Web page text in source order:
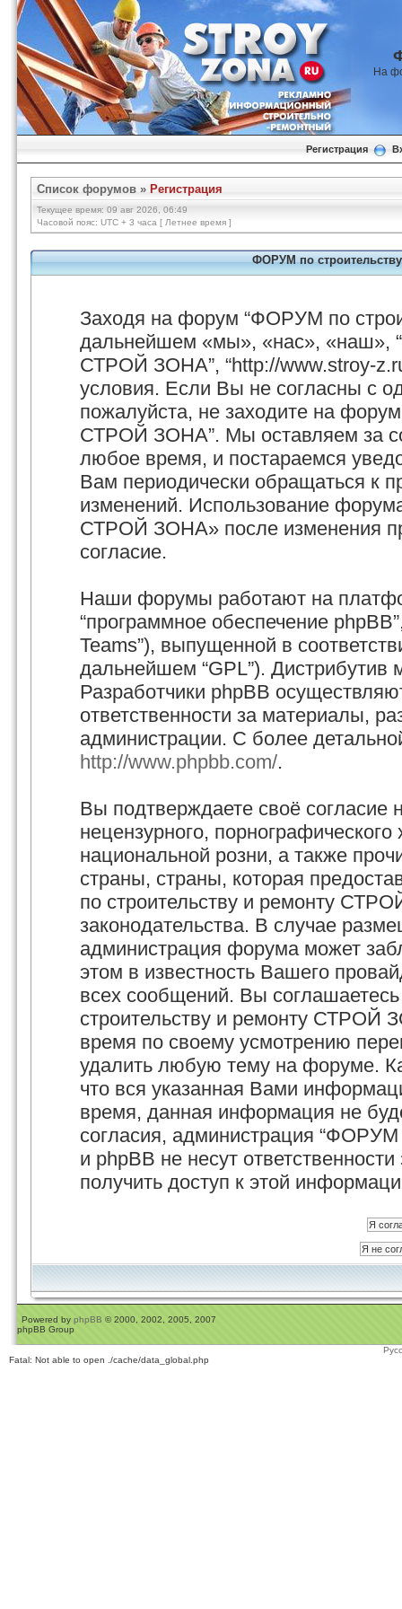
На
Регистрация
Список форумов » Регистрация
Текущее время: 09 авг 2026, 06:49
Часовой пояс: UTC + 3 часа [ Летнее время ]
ФОРУМ по
Заходя на форум “ФОРУМ по
дальнейшем «мы», «нас», «наш»,
СТРОЙ ЗОНА”, “http://www.stroy-
условия. Если Вы не согласны с
пожалуйста, не заходите на
СТРОЙ ЗОНА”. Мы оставляем за
любое время, и постараемся
Вам периодически обращаться к
изменений. Использование
СТРОЙ ЗОНА» после изменения
согласие.
Наши форумы работают на
“программное обеспечение
Teams”), выпущенной в
дальнейшем “GPL”). Дистрибутив
Разработчики phpBB
ответственности за материалы,
администрации. С более
http://www.phpbb.com/.
Вы подтверждаете своё согласие
нецензурного,
национальной розни, а также
страны, страны, которая
по строительству и ремонту
законодательства. В случае
администрация форума может
этом в известность Вашего
всех сообщений. Вы
строительству и ремонту СТРОЙ
время по своему усмотрению
удалить любую тему на форуме.
что вся указанная Вами
время, данная информация не
согласия, администрация
и phpBB не несут
получить доступ к этой
Powered by phpBB © 2000, 2002, 2005, 2007
phpBB Group
Fatal: Not able to open ./cache/data_global.php